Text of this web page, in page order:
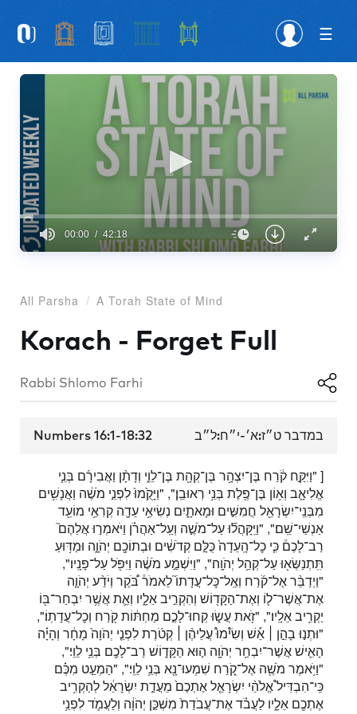
note:
This
website
includes
accessibility
system.
42
minutes,
seconds
00:00 42:18
All Parsha A Torah State of Mind
Korach - Forget Full
Rabbi Shlomo Farhi
Numbers 16:1-18:32 במדבר ט״ז:א׳-י״ח:ל״ב
[ "וַיִּקַּ֣ח קֹ֔רַח בֶּן־יִצְהָ֥ר בֶּן־קְהָ֖ת בֶּן־לֵוִ֑י וְדָתָ֨ן וַאֲבִירָ֜ם בְּנֵ֧י
אֱלִיאָ֛ב וְא֥וֹן בֶּן־פֶּ֖לֶת בְּנֵ֥י רְאוּבֵֽן׃", "וַיָּקֻ֙מוּ֙ לִפְנֵ֣י מֹשֶׁ֔ה וַאֲנָשִׁ֥ים
מִבְּנֵֽי־יִשְׂרָאֵ֖ל חֲמִשִּׁ֣ים וּמָאתָ֑יִם נְשִׂיאֵ֥י עֵדָ֛ה קְרִאֵ֥י מוֹעֵ֖ד
אַנְשֵׁי־שֵֽׁם׃", "וַיִּֽקָּהֲל֞וּ עַל־מֹשֶׁ֣ה וְעַֽל־אַהֲרֹ֗ן וַיֹּאמְר֣וּ אֲלֵהֶם֮
רַב־לָכֶם֒ כִּ֤י כׇל־הָֽעֵדָה֙ כֻּלָּ֣ם קְדֹשִׁ֔ים וּבְתוֹכָ֖ם יְהֹוָ֑ה וּמַדּ֥וּעַ
תִּֽתְנַשְּׂא֖וּ עַל־קְהַ֥ל יְהֹוָֽה׃", "וַיִּשְׁמַ֣ע מֹשֶׁ֔ה וַיִּפֹּ֖ל עַל־פָּנָֽיו׃",
"וַיְדַבֵּ֨ר אֶל־קֹ֜רַח וְאֶֽל־כׇּל־עֲדָתוֹ֮ לֵאמֹר֒ בֹּ֠קֶר וְיֹדַ֨ע יְהֹוָ֧ה
אֶת־אֲשֶׁר־ל֛וֹ וְאֶת־הַקָּד֖וֹשׁ וְהִקְרִ֣יב אֵלָ֑יו וְאֵ֛ת אֲשֶׁ֥ר יִבְחַר־בּ֖וֹ
יַקְרִ֥יב אֵלָֽיו׃", "זֹ֖את עֲשׂ֑וּ קְחוּ־לָכֶ֣ם מַחְתּ֔וֹת קֹ֖רַח וְכׇל־עֲדָתֽוֹ׃",
"וּתְנ֣וּ בָהֵ֣ן
אֵ֡שׁ וְשִׂ֩ימוּ֩ עֲלֵיהֶ֨ן
קְטֹ֜רֶת לִפְנֵ֤י יְהֹוָה֙ מָחָ֔ר וְהָיָ֗ה
הָאִ֛ישׁ אֲשֶׁר־יִבְחַ֥ר יְהֹוָ֖ה ה֣וּא הַקָּד֑וֹשׁ רַב־לָכֶ֖ם בְּנֵ֥י לֵוִֽי׃",
"וַיֹּ֥אמֶר מֹשֶׁ֖ה אֶל־קֹ֑רַח שִׁמְעוּ־נָ֖א בְּנֵ֥י לֵוִֽי׃", "הַמְעַ֣ט מִכֶּ֗ם
כִּֽי־הִבְדִּיל֩ אֱלֹהֵ֨י יִשְׂרָאֵ֤ל אֶתְכֶם֙ מֵעֲדַ֣ת יִשְׂרָאֵ֔ל לְהַקְרִ֥יב
אֶתְכֶ֖ם אֵלָ֑יו לַעֲבֹ֗ד אֶת־עֲבֹדַת֙ מִשְׁכַּ֣ן יְהֹוָ֔ה וְלַעֲמֹ֛ד לִפְנֵ֥י